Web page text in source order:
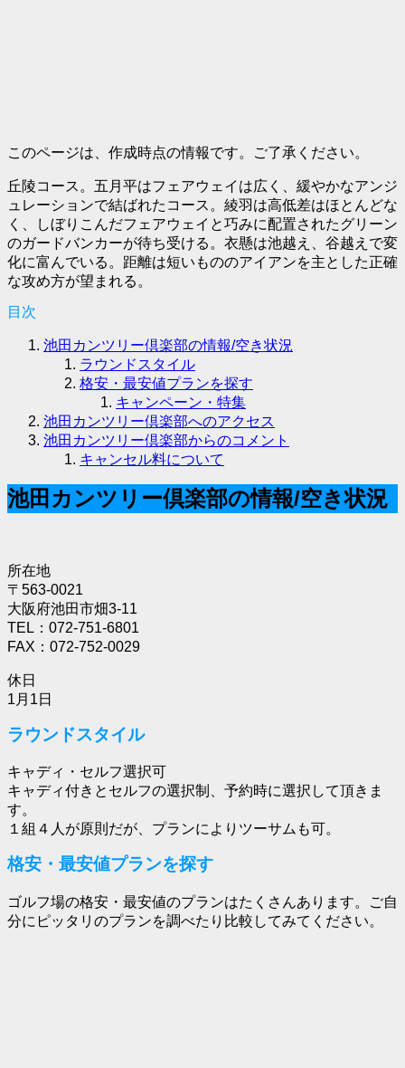
このページは、作成時点の情報です。ご了承ください。
丘陵コース。五月平はフェアウェイは広く、緩やかなアンジ
ュレーションで結ばれたコース。綾羽は高低差はほとんどな
く、しぼりこんだフェアウェイと巧みに配置されたグリーン
のガードバンカーが待ち受ける。衣懸は池越え、谷越えで変
化に富んでいる。距離は短いもののアイアンを主とした正確
な攻め方が望まれる。
目次
池田カンツリー倶楽部の情報/空き状況
ラウンドスタイル
格安・最安値プランを探す
キャンペーン・特集
池田カンツリー倶楽部へのアクセス
池田カンツリー倶楽部からのコメント
キャンセル料について
池田カンツリー倶楽部の情報/空き状況
所在地
〒563-0021
大阪府池田市畑3-11
TEL：072-751-6801
FAX：072-752-0029
休日
1月1日
ラウンドスタイル
キャディ・セルフ選択可
キャディ付きとセルフの選択制、予約時に選択して頂きま
す。
１組４人が原則だが、プランによりツーサムも可。
格安・最安値プランを探す
ゴルフ場の格安・最安値のプランはたくさんあります。ご自
分にピッタリのプランを調べたり比較してみてください。